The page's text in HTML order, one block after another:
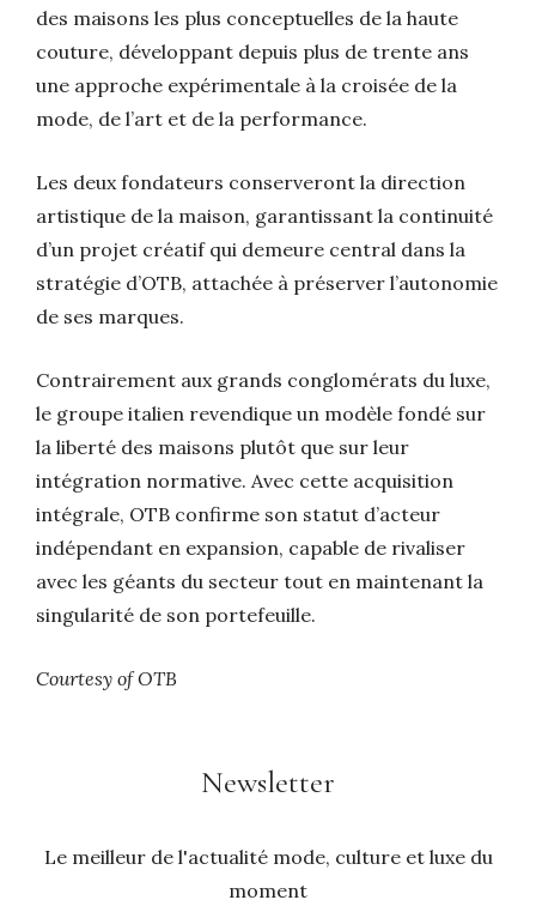
des maisons les plus conceptuelles de la haute
couture, développant depuis plus de trente ans
une approche expérimentale à la croisée de la
mode, de l’art et de la performance.
Les deux fondateurs conserveront la direction
artistique de la maison, garantissant la continuité
d’un projet créatif qui demeure central dans la
stratégie d’OTB, attachée à préserver l’autonomie
de ses marques.
Contrairement aux grands conglomérats du luxe,
le groupe italien revendique un modèle fondé sur
la liberté des maisons plutôt que sur leur
intégration normative. Avec cette acquisition
intégrale, OTB confirme son statut d’acteur
indépendant en expansion, capable de rivaliser
avec les géants du secteur tout en maintenant la
singularité de son portefeuille.
Courtesy of OTB
Newsletter
Le meilleur de l'actualité mode, culture et luxe du
moment